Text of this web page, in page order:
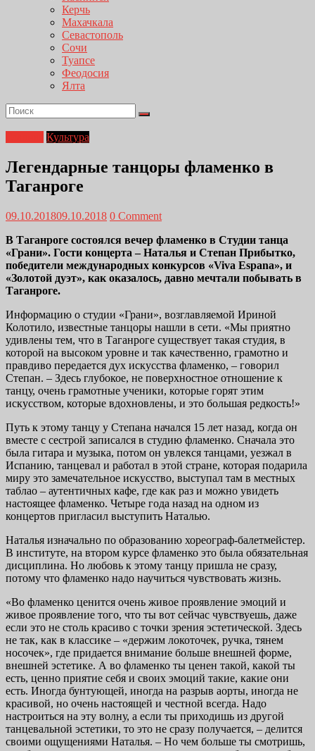
Керчь
Махачкала
Севастополь
Сочи
Туапсе
Феодосия
Ялта
Культура
Легендарные танцоры фламенко в
Таганроге
09.10.201809.10.2018 0 Comment
В Таганроге состоялся вечер фламенко в Студии танца
«Грани». Гости концерта – Наталья и Степан Прибытко,
победители международных конкурсов «Viva Espana», и
«Золотой дуэт», как оказалось, давно мечтали побывать в
Таганроге.
Информацию о студии «Грани», возглавляемой Ириной
Колотило, известные танцоры нашли в сети. «Мы приятно
удивлены тем, что в Таганроге существует такая студия, в
которой на высоком уровне и так качественно, грамотно и
правдиво передается дух искусства фламенко, – говорил
Степан. – Здесь глубокое, не поверхностное отношение к
танцу, очень грамотные ученики, которые горят этим
искусством, которые вдохновлены, и это большая редкость!»
Путь к этому танцу у Степана начался 15 лет назад, когда он
вместе с сестрой записался в студию фламенко. Сначала это
была гитара и музыка, потом он увлекся танцами, уезжал в
Испанию, танцевал и работал в этой стране, которая подарила
миру это замечательное искусство, выступал там в местных
таблао – аутентичных кафе, где как раз и можно увидеть
настоящее фламенко. Четыре года назад на одном из
концертов пригласил выступить Наталью.
Наталья изначально по образованию хореограф-балетмейстер.
В институте, на втором курсе фламенко это была обязательная
дисциплина. Но любовь к этому танцу пришла не сразу,
потому что фламенко надо научиться чувствовать жизнь.
«Во фламенко ценится очень живое проявление эмоций и
живое проявление того, что ты вот сейчас чувствуешь, даже
если это не столь красиво с точки зрения эстетической. Здесь
не так, как в классике – «держим локоточек, ручка, тянем
носочек», где придается внимание больше внешней форме,
внешней эстетике. А во фламенко ты ценен такой, какой ты
есть, ценно приятие себя и своих эмоций такие, какие они
есть. Иногда бунтующей, иногда на разрыв аорты, иногда не
красивой, но очень настоящей и честной всегда. Надо
настроиться на эту волну, а если ты приходишь из другой
танцевальной эстетики, то это не сразу получается, – делится
своими ощущениями Наталья. – Но чем больше ты смотришь,